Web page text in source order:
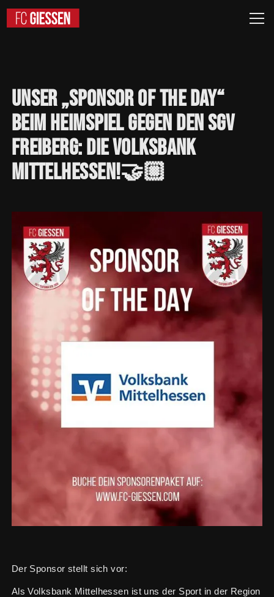
Unser„SponsoroftheDay“
beimHeimspielgegendenSGV
Freiberg:dieVolksbank
Mittelhessen!🤝🏼
Der Sponsor stellt sich vor:
Als Volksbank Mittelhessen ist uns der Sport in der Region